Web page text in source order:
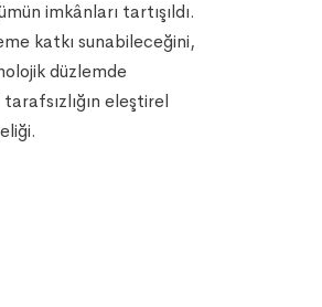
imkânları tartışıldı.
katkı sunabileceğini,
düzlemde
eleştirel